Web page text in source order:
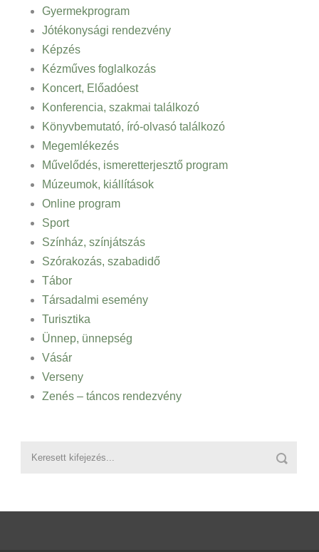
Gyermekprogram
Jótékonysági rendezvény
Képzés
Kézműves foglalkozás
Koncert, Előadóest
Konferencia, szakmai találkozó
Könyvbemutató, író-olvasó találkozó
Megemlékezés
Művelődés, ismeretterjesztő program
Múzeumok, kiállítások
Online program
Sport
Színház, színjátszás
Szórakozás, szabadidő
Tábor
Társadalmi esemény
Turisztika
Ünnep, ünnepség
Vásár
Verseny
Zenés – táncos rendezvény